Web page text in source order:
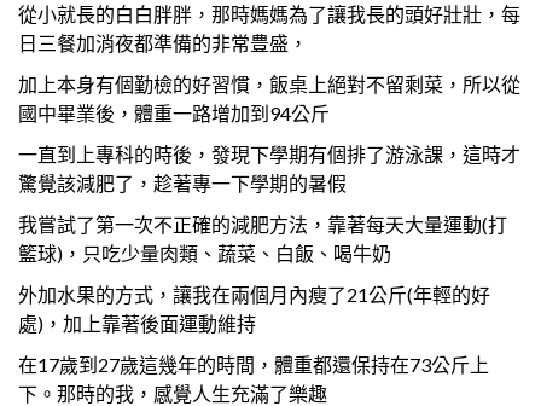
從小就長的白白胖胖，那時媽媽為了讓我長的頭好壯壯，每
日三餐加消夜都準備的非常豊盛，
加上本身有個勤檢的好習慣，飯桌上絕對不留剩菜，所以從
國中畢業後，體重一路增加到94公斤
一直到上專科的時後，發現下學期有個排了游泳課，這時才
驚覺該減肥了，趁著專一下學期的暑假
我嘗試了第一次不正確的減肥方法，靠著每天大量運動(打
籃球)，只吃少量肉類、蔬菜、白飯、喝牛奶
外加水果的方式，讓我在兩個月內瘦了21公斤(年輕的好
處)，加上靠著後面運動維持
在17歲到27歲這幾年的時間，體重都還保持在73公斤上
下。那時的我，感覺人生充滿了樂趣